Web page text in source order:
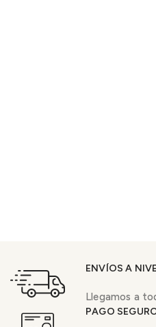
ENVÍOS A
Llegamos a
PAGO